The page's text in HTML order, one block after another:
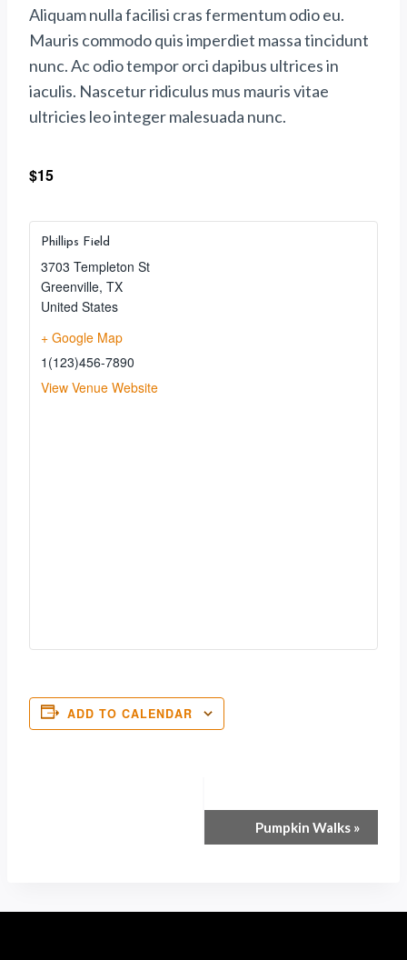
Aliquam nulla facilisi cras fermentum odio eu.
Mauris commodo quis imperdiet massa tincidunt
nunc. Ac odio tempor orci dapibus ultrices in
iaculis. Nascetur ridiculus mus mauris vitae
ultricies leo integer malesuada nunc.
$15
Phillips Field
3703 Templeton St
Greenville, TX
United States
+ Google Map
1(123)456-7890
View Venue Website
ADD TO CALENDAR
Pumpkin Walks »